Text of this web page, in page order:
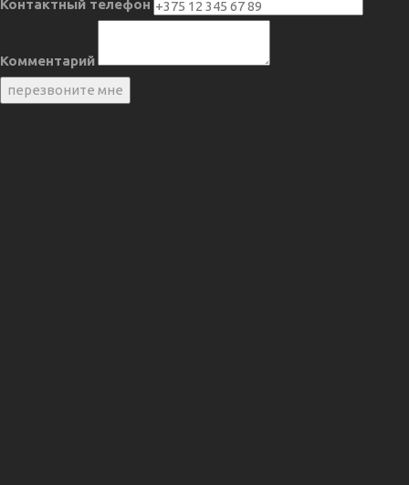
Контактный телефон
Комментарий
перезвоните мне